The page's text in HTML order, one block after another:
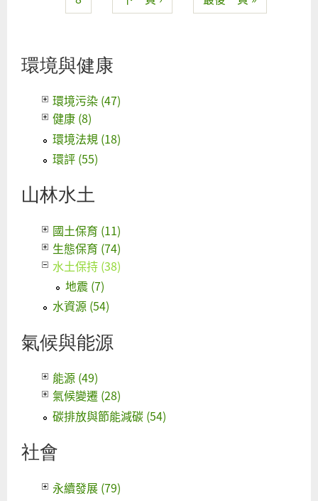
環境與健康
環境污染 (47)
健康 (8)
環境法規 (18)
環評 (55)
山林水土
國土保育 (11)
生態保育 (74)
水土保持 (38)
地震 (7)
水資源 (54)
氣候與能源
能源 (49)
氣候變遷 (28)
碳排放與節能減碳 (54)
社會
永續發展 (79)